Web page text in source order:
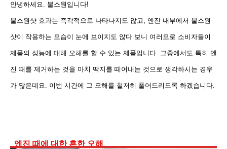
안녕하세요. 불스원입니다!
불스원샷 효과는 즉각적으로 나타나지도 않고, 엔진 내부에서 불스원
샷이 작용하는 모습이 눈에 보이지도 않다 보니 여러모로 소비자들이
제품의 성능에 대해 오해를 할 수 있는 제품입니다. 그중에서도 특히 엔
진 때를 제거하는 것을 마치 딱지를 떼어내는 것으로 생각하시는 경우
가 많은데요. 이번 시간에 그 오해를 철저히 풀어드리도록 하겠습니다.
엔진 때에 대한 흔한 오해